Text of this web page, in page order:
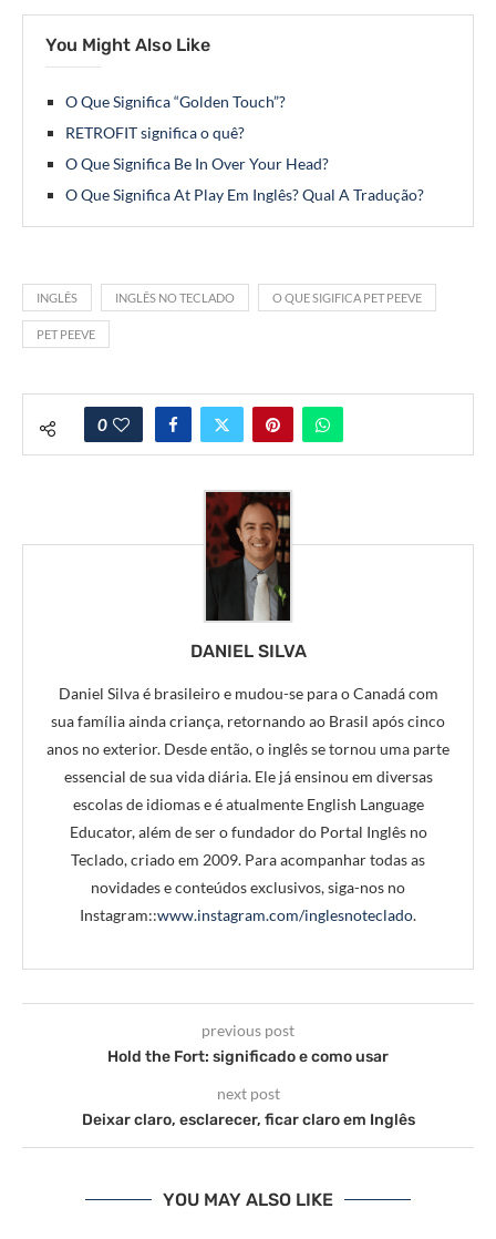
You Might Also Like
O Que Significa “Golden Touch”?
RETROFIT significa o quê?
O Que Significa Be In Over Your Head?
O Que Significa At Play Em Inglês? Qual A Tradução?
INGLÊS INGLÊS NO TECLADO O QUE SIGIFICA PET PEEVE
PET PEEVE
0
DANIEL SILVA
Daniel Silva é brasileiro e mudou-se para o Canadá com
sua família ainda criança, retornando ao Brasil após cinco
anos no exterior. Desde então, o inglês se tornou uma parte
essencial de sua vida diária. Ele já ensinou em diversas
escolas de idiomas e é atualmente English Language
Educator, além de ser o fundador do Portal Inglês no
Teclado, criado em 2009. Para acompanhar todas as
novidades e conteúdos exclusivos, siga-nos no
Instagram::www.instagram.com/inglesnoteclado.
previous post
Hold the Fort: significado e como usar
next post
Deixar claro, esclarecer, ficar claro em Inglês
YOU MAY ALSO LIKE